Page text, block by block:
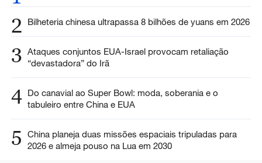
2 Bilheteria chinesa ultrapassa 8 bilhões de yuans em 2026
3 Ataques conjuntos EUA-Israel provocam retaliação
“devastadora” do Irã
4 Do canavial ao Super Bowl: moda, soberania e o
tabuleiro entre China e EUA
5
China planeja duas missões espaciais tripuladas para
2026 e almeja pouso na Lua em 2030